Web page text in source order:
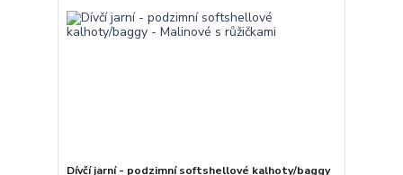
Dívčí jarní - podzimní softshellové kalhoty/baggy